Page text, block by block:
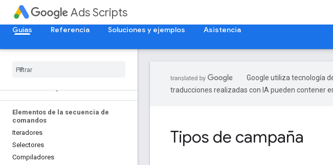
Ads Scripts
Guías Referencia Soluciones y ejemplos Asistencia
Descripción general del producto
Elementos de la secuencia de
comandos
Iteradores
Selectores
Compiladores
Google utiliza tecnología
traducciones realizadas con IA pueden contener
Tipos de campaña